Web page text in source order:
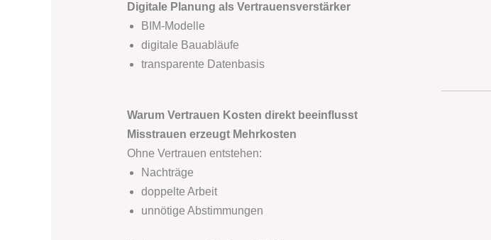
Digitale Planung als Vertrauensverstärker
BIM-Modelle
digitale Bauabläufe
transparente Datenbasis
Warum Vertrauen Kosten direkt beeinflusst
Misstrauen erzeugt Mehrkosten
Ohne Vertrauen entstehen:
Nachträge
doppelte Arbeit
unnötige Abstimmungen